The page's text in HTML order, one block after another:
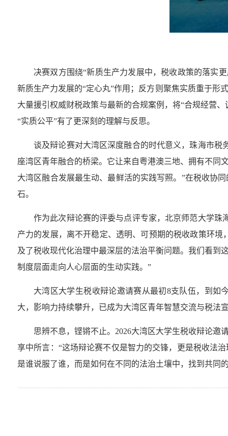
决赛双方围绕“新质生产力发展中，税收政策的落实
新质生产力发展的“定心丸”作用；反方则聚焦实质重于形
大量援引权威财税政策与最新的合规案例，将“合规经营
“实质公平”有了更深刻的理解与反思。
谈及辩论赛对大湾区深度融合的时代意义，珠海市
座湾区青年融合的桥梁。它让来自粤港澳三地、拥有不同
大湾区融合发展最生动、最鲜活的实践写照。”在税收协
石。
作为此次辩论赛的评委与点评专家，北京师范大学
产力的发展，离不开稳定、透明、可预期的税收政策环境
及了税收现代化治理中最深层的法治平衡问题。我们看到
制度层面走向人心层面的生动实践。”
大湾区大学生税收辩论邀请赛从最初8支队伍，到如
大，影响力持续攀升，已成为大湾区青年智慧交流与税法
思辨不息，铿锵不止。2026大湾区大学生税收辩论
享中所言：“这场辩论赛不仅是智力的交锋，更是税收法
是谁说服了谁，而是如何在不同的法治土壤中，找到共同